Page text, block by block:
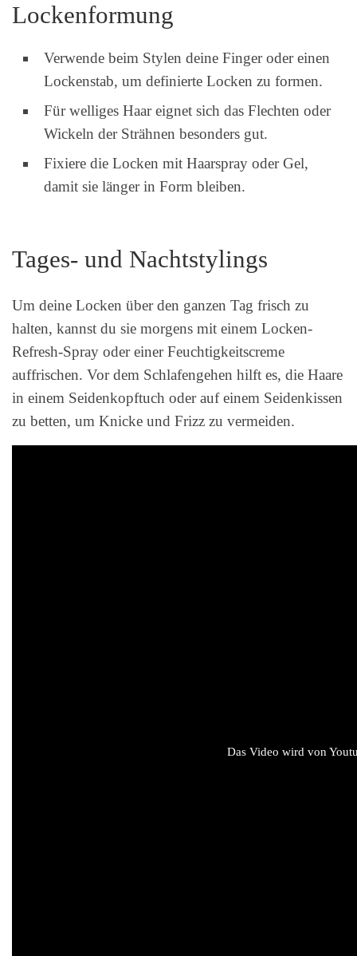
Lockenformung
Verwende beim Stylen deine Finger oder einen
Lockenstab, um definierte Locken zu formen.
Für welliges Haar eignet sich das Flechten oder
Wickeln der Strähnen besonders gut.
Fixiere die Locken mit Haarspray oder Gel,
damit sie länger in Form bleiben.
Tages- und Nachtstylings
Um deine Locken über den ganzen Tag frisch zu
halten, kannst du sie morgens mit einem Locken-
Refresh-Spray oder einer Feuchtigkeitscreme
auffrischen. Vor dem Schlafengehen hilft es, die Haare
in einem Seidenkopftuch oder auf einem Seidenkissen
zu betten, um Knicke und Frizz zu vermeiden.
Das Video wird von